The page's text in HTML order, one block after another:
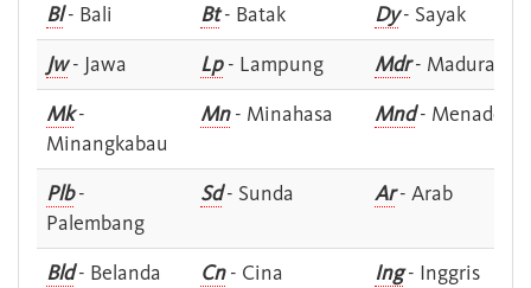
Bl- Bali Bt- Batak Dy- Sayak
Jw- Jawa Lp- Lampung Mdr- Madura
Mk-
Minangkabau
Mn- Minahasa Mnd- Menado
Plb-
Palembang
Sd- Sunda Ar- Arab
Bld- Belanda Cn- Cina Ing- Inggris